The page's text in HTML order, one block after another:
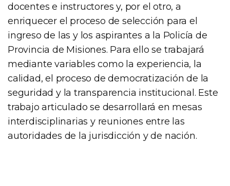
docentes e instructores y, por el otro, a
enriquecer el proceso de selección para el
ingreso de las y los aspirantes a la Policía de
Provincia de Misiones. Para ello se trabajará
mediante variables como la experiencia, la
calidad, el proceso de democratización de la
seguridad y la transparencia institucional. Este
trabajo articulado se desarrollará en mesas
interdisciplinarias y reuniones entre las
autoridades de la jurisdicción y de nación.